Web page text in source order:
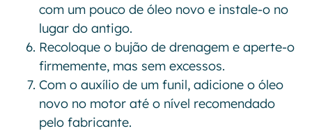
com um pouco de óleo novo e instale-o no
lugar do antigo.
Recoloque o bujão de drenagem e aperte-o
firmemente, mas sem excessos.
Com o auxílio de um funil, adicione o óleo
novo no motor até o nível recomendado
pelo fabricante.